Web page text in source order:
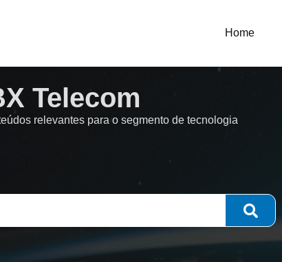
Home
Telecom
relevantes para o segmento de tecnologia